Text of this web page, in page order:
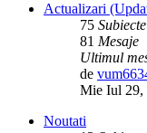
Actualizari
75 Subiecte
81 Mesaje
Ultimul
de
Mie Iul 29,
Noutati